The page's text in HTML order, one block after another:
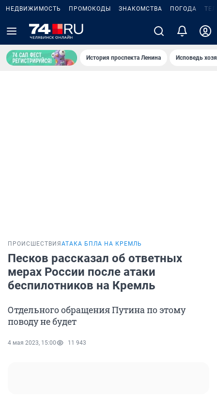
НЕДВИЖИМОСТЬ ПРОМОКОДЫ ЗНАКОМСТВА ПОГОДА
История проспекта Ленина Исповедь
ПРОИСШЕСТВИЯ АТАКА БПЛА НА КРЕМЛЬ
Песков рассказал об ответных
мерах России после атаки
беспилотников на Кремль
Отдельного обращения Путина по этому
поводу не будет
4 мая 2023, 15:00 11 943